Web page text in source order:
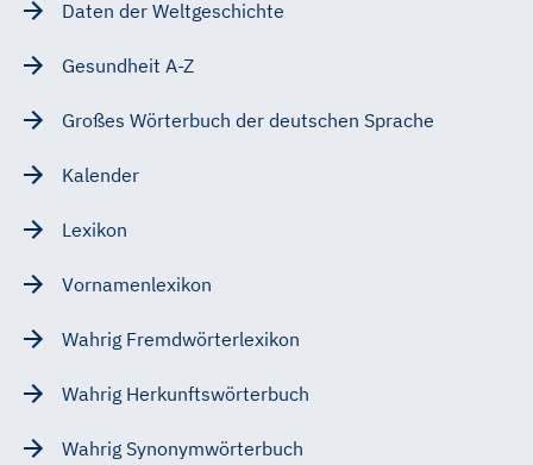
Daten der Weltgeschichte
Gesundheit A-Z
Großes Wörterbuch der deutschen Sprache
Kalender
Lexikon
Vornamenlexikon
Wahrig Fremdwörterlexikon
Wahrig Herkunftswörterbuch
Wahrig Synonymwörterbuch